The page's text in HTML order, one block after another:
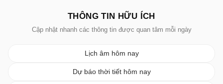
THÔNG TIN HỮU ÍCH
Cập nhật nhanh các thông tin được quan tâm mỗi ngày
Lịch âm hôm nay
Dự báo thời tiết hôm nay